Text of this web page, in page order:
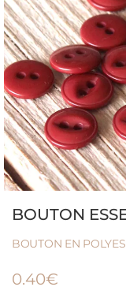
BOUTON
BOUTON EN
0.40€